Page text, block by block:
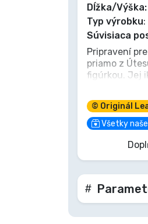
Dĺžka/Výška:
Typ výrobku
Súvisiaca
Pripravení
priamo z
figúrkou. Jej
zachytené,
League of
© Originál
Všetky